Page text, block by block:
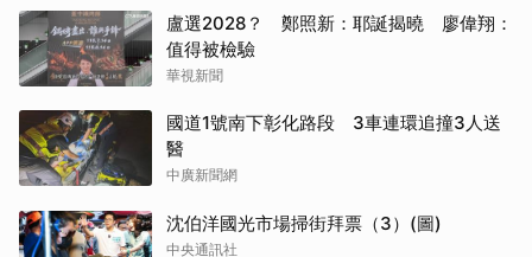
盧選2028？ 鄭照新：耶誕揭曉 廖偉翔：
值得被檢驗
華視新聞
國道1號南下彰化路段 3車連環追撞3人送
醫
中廣新聞網
沈伯洋國光市場掃街拜票（3）(圖)
中央通訊社